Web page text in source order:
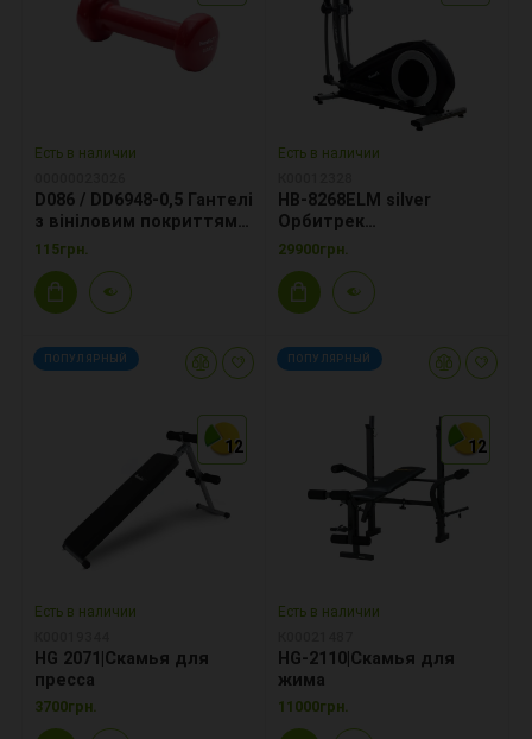
Есть в наличии
D086 / DD6948-0,5 Гантелі
з вініловим покриттям
0,5 кг
115грн.
Есть в наличии
HB-8268ELM silver
Орбитрек
программируемый
29900грн.
12
12
12
ПОПУЛЯРНЫЙ
Есть в наличии
HG 2071|Скамья для
пресса
3700грн.
12
12
12
ПОПУЛЯРНЫЙ
Есть в наличии
HG-2110|Скамья для
жима
11000грн.